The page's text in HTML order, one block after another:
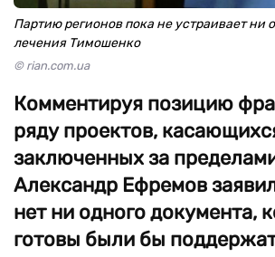
Партию регионов пока не устраивает ни
лечения Тимошенко
© rian.com.ua
Комментируя позицию
ряду проектов,
заключенных за
Александр Ефремов
нет ни одного документа,
готовы были бы